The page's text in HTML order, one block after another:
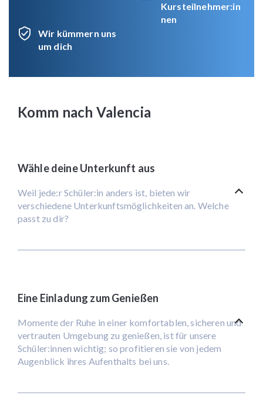
Kursteilnehmer:in
nen
Wir kümmern uns
um dich
Komm nach Valencia
Wähle deine Unterkunft aus
Weil jede:r Schüler:in anders ist, bieten wir
verschiedene Unterkunftsmöglichkeiten an. Welche
passt zu dir?
Eine Einladung zum Genießen
Momente der Ruhe in einer komfortablen, sicheren und
vertrauten Umgebung zu genießen, ist für unsere
Schüler:innen wichtig; so profitieren sie von jedem
Augenblick ihres Aufenthalts bei uns.